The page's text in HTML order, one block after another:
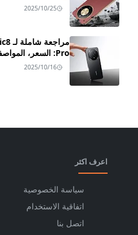
2025/10/25
Pro: السعر، المواصفات، والمميزات
2025/10/16
اعرف اكثر
سياسة الخصوصية
اتفاقية الاستخدام
اتصل بنا